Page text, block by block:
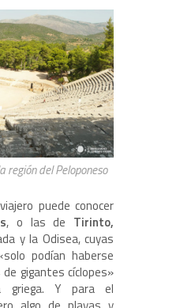
región del Peloponeso
puede conocer
, o las de Tirinto,
y la Odisea, cuyas
podían haberse
gigantes cíclopes»
griega. Y para el